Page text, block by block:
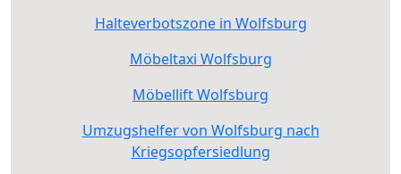
Halteverbotszone in Wolfsburg
Möbeltaxi Wolfsburg
Möbellift Wolfsburg
Umzugshelfer von Wolfsburg nach
Kriegsopfersiedlung